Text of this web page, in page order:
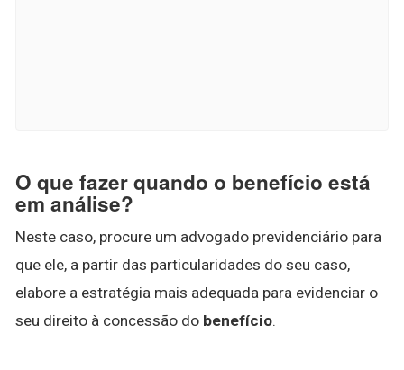
O que fazer quando o benefício está
em análise?
Neste caso, procure um advogado previdenciário para
que ele, a partir das particularidades do seu caso,
elabore a estratégia mais adequada para evidenciar o
seu direito à concessão do benefício.